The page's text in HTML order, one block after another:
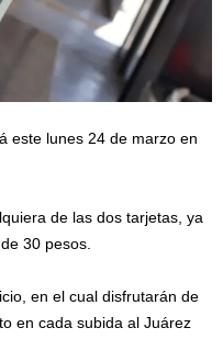
este lunes 24 de marzo en
de las dos tarjetas, ya
30 pesos.
en el cual disfrutarán de
en cada subida al Juárez